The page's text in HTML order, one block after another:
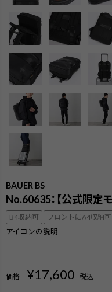
BAUER BS
No.60635：【公式限定
B4収納可
フロントにA4収納可
アイコンの説明
価格 ¥17,600 税込